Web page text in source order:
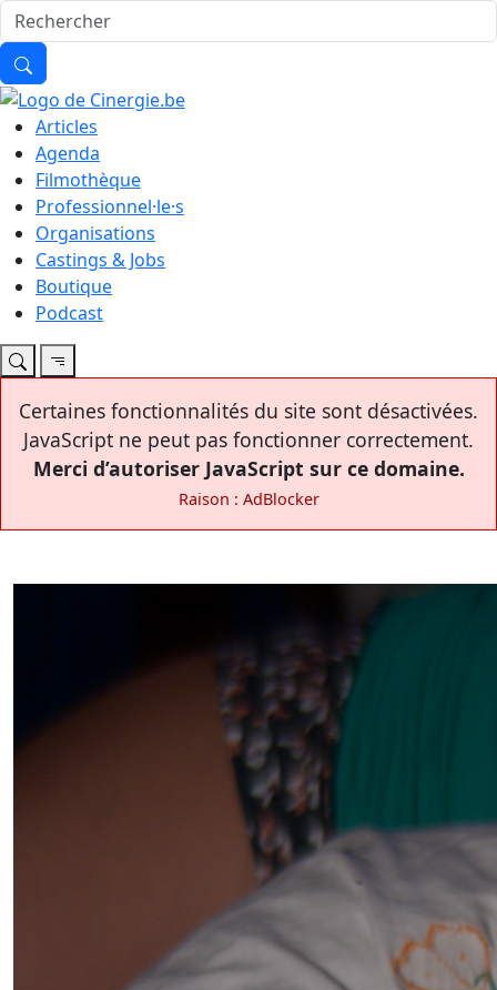
Articles
Agenda
Filmothèque
Professionnel·le·s
Organisations
Castings & Jobs
Boutique
Podcast
Certaines fonctionnalités du site sont désactivées.
JavaScript ne peut pas fonctionner correctement.
Merci d’autoriser JavaScript sur ce domaine.
Raison : AdBlocker